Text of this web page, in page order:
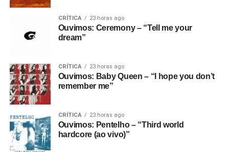
CRÍTICA 23 horas ago
Ouvimos: Ceremony – “Tell me your
dream”
CRÍTICA 23 horas ago
Ouvimos: Baby Queen – “I hope you don’t
remember me”
CRÍTICA 23 horas ago
Ouvimos: Pentelho – “Third world
hardcore (ao vivo)”